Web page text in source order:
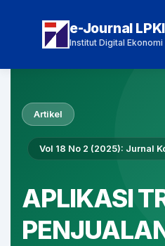
e-Journal
Institut Digital Ekonomi
Artikel
Vol 18 No 2 (2025): Jurnal
APLIKASI